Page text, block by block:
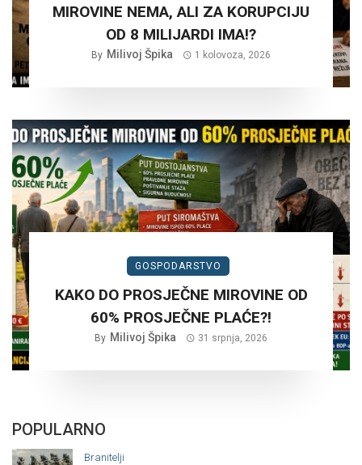
MIROVINE NEMA, ALI ZA KORUPCIJU
OD 8 MILIJARDI IMA!?
By Milivoj Špika 1 kolovoza, 2026
GOSPODARSTVO
KAKO DO PROSJEČNE MIROVINE OD
60% PROSJEČNE PLAĆE?!
By Milivoj Špika 31 srpnja, 2026
POPULARNO
Branitelji